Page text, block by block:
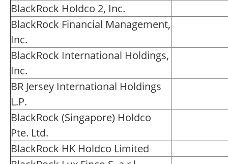
BlackRock Holdco 2, Inc.
BlackRock Financial Management,
Inc.
BlackRock International Holdings,
Inc.
BR Jersey International Holdings
L.P.
BlackRock (Singapore) Holdco
Pte. Ltd.
BlackRock HK Holdco Limited